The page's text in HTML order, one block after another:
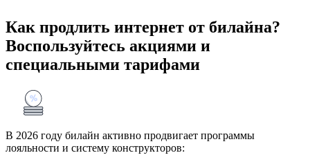
Как продлить интернет от билайна?
Воспользуйтесь акциями и
специальными тарифами
В 2026 году билайн активно продвигает программы
лояльности и систему конструкторов: